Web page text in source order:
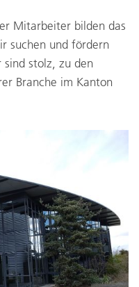
Mitarbeiter bilden das
suchen und fördern
stolz, zu den
Branche im Kanton